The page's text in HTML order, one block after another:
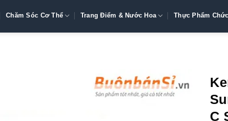
Chăm Sóc Cơ Thể Trang Điểm & Nước Hoa Thực Phẩm
C